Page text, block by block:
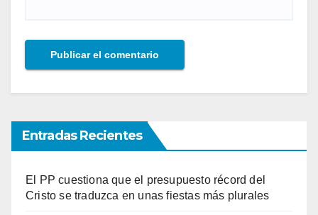
Entradas Recientes
El PP cuestiona que el presupuesto récord del
Cristo se traduzca en unas fiestas más plurales